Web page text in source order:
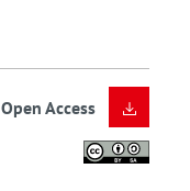
Open Access